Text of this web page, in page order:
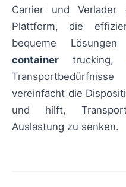
Carrier und
Plattform, die
bequeme
container trucking,
vereinfacht die
und hilft,
Auslastung zu senken.